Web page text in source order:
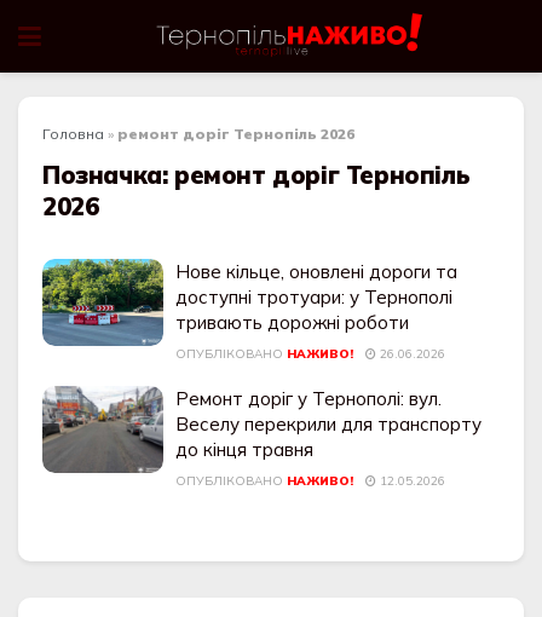
Головна » ремонт доріг Тернопіль 2026
Позначка: ремонт доріг Тернопіль
2026
Нове кільце, оновлені дороги та
доступні тротуари: у Тернополі
тривають дорожні роботи
ОПУБЛІКОВАНО НАЖИВО! 26.06.2026
Ремонт доріг у Тернополі: вул.
Веселу перекрили для транспорту
до кінця травня
ОПУБЛІКОВАНО НАЖИВО! 12.05.2026